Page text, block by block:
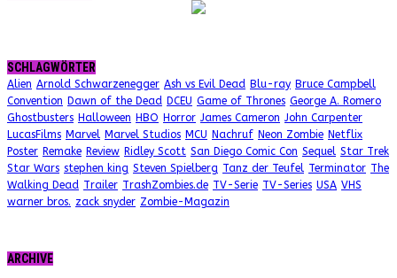
SCHLAGWÖRTER
Alien Arnold Schwarzenegger Ash vs Evil Dead Blu-ray Bruce Campbell
Convention Dawn of the Dead DCEU Game of Thrones George A. Romero
Ghostbusters Halloween HBO Horror James Cameron John Carpenter
LucasFilms Marvel Marvel Studios MCU Nachruf Neon Zombie Netflix
Poster Remake Review Ridley Scott San Diego Comic Con Sequel Star Trek
Star Wars stephen king Steven Spielberg Tanz der Teufel Terminator The
Walking Dead Trailer TrashZombies.de TV-Serie TV-Series USA VHS
warner bros. zack snyder Zombie-Magazin
ARCHIVE